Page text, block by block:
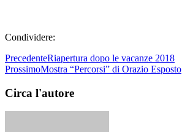
Condividere:
PrecedenteRiapertura dopo le vacanze 2018
ProssimoMostra “Percorsi” di Orazio Esposto
Circa l'autore